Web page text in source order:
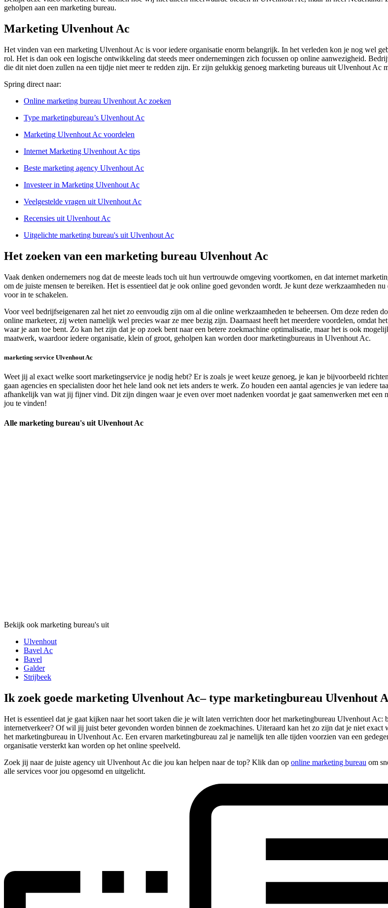
geholpen aan een marketing bureau.
Marketing Ulvenhout Ac
Het vinden van een marketing Ulvenhout Ac is voor iedere organisatie enorm belangrijk. In het verleden kon je nog wel
rol. Het is dan ook een logische ontwikkeling dat steeds meer ondernemingen zich focussen op online aanwezigheid.
die dit niet doen zullen na een tijdje niet meer te redden zijn. Er zijn gelukkig genoeg marketing bureaus uit Ulvenhout Ac
Spring direct naar:
Online marketing bureau Ulvenhout Ac zoeken
Type marketingbureau’s Ulvenhout Ac
Marketing Ulvenhout Ac voordelen
Internet Marketing Ulvenhout Ac tips
Beste marketing agency Ulvenhout Ac
Investeer in Marketing Ulvenhout Ac
Veelgestelde vragen uit Ulvenhout Ac
Recensies uit Ulvenhout Ac
Uitgelichte marketing bureau's uit Ulvenhout Ac
Het zoeken van een marketing bureau Ulvenhout Ac
Vaak denken ondernemers nog dat de meeste leads toch uit hun vertrouwde omgeving voortkomen, en dat internet
om de juiste mensen te bereiken. Het is essentieel dat je ook online goed gevonden wordt. Je kunt deze werkzaamheden
voor in te schakelen.
Voor veel bedrijfseigenaren zal het niet zo eenvoudig zijn om al die online werkzaamheden te beheersen. Om deze reden
online marketeer, zij weten namelijk wel precies waar ze mee bezig zijn. Daarnaast heeft het meerdere voordelen, omdat
waar je aan toe bent. Zo kan het zijn dat je op zoek bent naar een betere zoekmachine optimalisatie, maar het is ook
maatwerk, waardoor iedere organisatie, klein of groot, geholpen kan worden door marketingbureaus in Ulvenhout Ac.
marketing service Ulvenhout Ac
Weet jij al exact welke soort marketingservice je nodig hebt? Er is zoals je weet keuze genoeg, je kan je bijvoorbeeld
gaan agencies en specialisten door het hele land ook net iets anders te werk. Zo houden een aantal agencies je van iedere
afhankelijk van wat jij fijner vind. Dit zijn dingen waar je even over moet nadenken voordat je gaat samenwerken met
jou te vinden!
Alle marketing bureau's uit Ulvenhout Ac
Bekijk ook marketing bureau's uit
Ulvenhout
Bavel Ac
Bavel
Galder
Strijbeek
Ik zoek goede marketing Ulvenhout Ac– type marketingbureau Ulvenhout
Het is essentieel dat je gaat kijken naar het soort taken die je wilt laten verrichten door het marketingbureau Ulvenhout
internetverkeer? Of wil jij juist beter gevonden worden binnen de zoekmachines. Uiteraard kan het zo zijn dat je niet exact
het marketingbureau in Ulvenhout Ac. Een ervaren marketingbureau zal je namelijk ten alle tijden voorzien van een
organisatie versterkt kan worden op het online speelveld.
Zoek jij naar de juiste agency uit Ulvenhout Ac die jou kan helpen naar de top? Klik dan op online marketing bureau om
alle services voor jou opgesomd en uitgelicht.